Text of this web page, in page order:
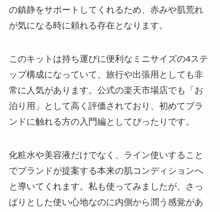
の鎮静をサポートしてくれるため、赤みや肌荒れ
が気になる時に頼れる存在となります。
このキットは持ち運びに便利なミニサイズの4ステ
ップ構成になっていて、旅行や出張用としても非
常に人気があります。公式の楽天市場店でも「お
泊り用」として高く評価されており、初めてブラ
ンドに触れる方の入門編としてぴったりです。
化粧水や美容液だけでなく、ライン使いすること
でブランドが提案する本来の肌コンディションへ
と導いてくれます。私も使ってみましたが、さっ
ぱりとした使い心地なのに内側から潤う感覚があ